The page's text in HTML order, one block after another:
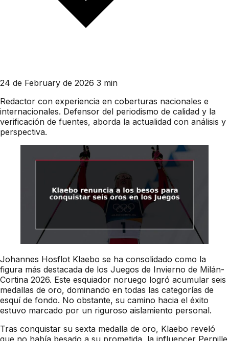
24 de February de 2026 3 min
Redactor con experiencia en coberturas nacionales e
internacionales. Defensor del periodismo de calidad y la
verificación de fuentes, aborda la actualidad con análisis y
perspectiva.
Johannes Hosflot Klaebo se ha consolidado como la
figura más destacada de los Juegos de Invierno de Milán-
Cortina 2026. Este esquiador noruego logró acumular seis
medallas de oro, dominando en todas las categorías de
esquí de fondo. No obstante, su camino hacia el éxito
estuvo marcado por un riguroso aislamiento personal.
Tras conquistar su sexta medalla de oro, Klaebo reveló
que no había besado a su prometida, la influencer Pernille